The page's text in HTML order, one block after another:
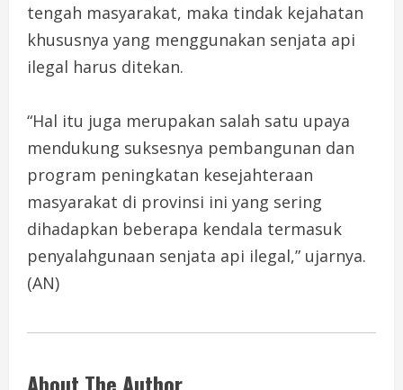
tengah masyarakat, maka tindak kejahatan
khususnya yang menggunakan senjata api
ilegal harus ditekan.
“Hal itu juga merupakan salah satu upaya
mendukung suksesnya pembangunan dan
program peningkatan kesejahteraan
masyarakat di provinsi ini yang sering
dihadapkan beberapa kendala termasuk
penyalahgunaan senjata api ilegal,” ujarnya.
(AN)
About The Author